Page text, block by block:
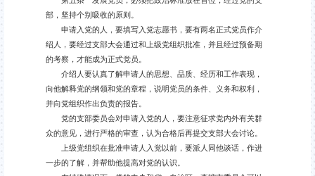
部，坚持个别吸收的原则。
申请入党的人，要填写入党志愿书，要有两名正式党员作介
绍人，要经过支部大会通过和上级党组织批准，并且经过预备期
的考察，才能成为正式党员。
介绍人要认真了解申请人的思想、品质、经历和工作表现，
向他解释党的纲领和党的章程，说明党员的条件、义务和权利，
并向党组织作出负责的报告。
党的支部委员会对申请入党的人，要注意征求党内外有关群
众的意见，进行严格的审查，认为合格后再提交支部大会讨论。
上级党组织在批准申请人入党以前，要派人同他谈话，作进
一步的了解，并帮助他提高对党的认识。